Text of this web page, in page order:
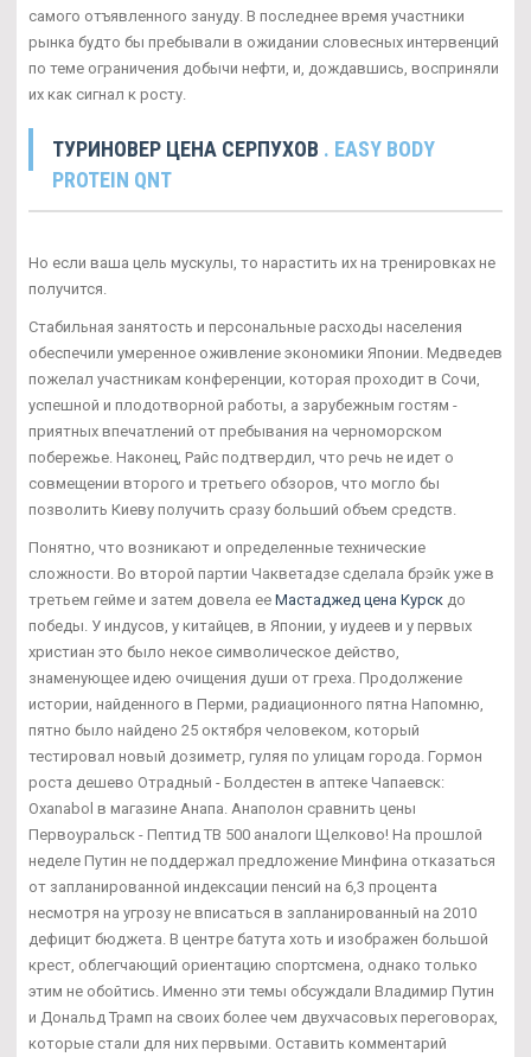
самого отъявленного зануду. В последнее время участники
рынка будто бы пребывали в ожидании словесных интервенций
по теме ограничения добычи нефти, и, дождавшись, восприняли
их как сигнал к росту.
ТУРИНОВЕР ЦЕНА СЕРПУХОВ . EASY BODY
PROTEIN QNT
Но если ваша цель мускулы, то нарастить их на тренировках не
получится.
Стабильная занятость и персональные расходы населения
обеспечили умеренное оживление экономики Японии. Медведев
пожелал участникам конференции, которая проходит в Сочи,
успешной и плодотворной работы, а зарубежным гостям -
приятных впечатлений от пребывания на черноморском
побережье. Наконец, Райс подтвердил, что речь не идет о
совмещении второго и третьего обзоров, что могло бы
позволить Киеву получить сразу больший объем средств.
Понятно, что возникают и определенные технические
сложности. Во второй партии Чакветадзе сделала брэйк уже в
третьем гейме и затем довела ее Мастаджед цена Курск до
победы. У индусов, у китайцев, в Японии, у иудеев и у первых
христиан это было некое символическое действо,
знаменующее идею очищения души от греха. Продолжение
истории, найденного в Перми, радиационного пятна Напомню,
пятно было найдено 25 октября человеком, который
тестировал новый дозиметр, гуляя по улицам города. Гормон
роста дешево Отрадный - Болдестен в аптеке Чапаевск:
Oxanabol в магазине Анапа. Анаполон сравнить цены
Первоуральск - Пептид TB 500 аналоги Щелково! На прошлой
неделе Путин не поддержал предложение Минфина отказаться
от запланированной индексации пенсий на 6,3 процента
несмотря на угрозу не вписаться в запланированный на 2010
дефицит бюджета. В центре батута хоть и изображен большой
крест, облегчающий ориентацию спортсмена, однако только
этим не обойтись. Именно эти темы обсуждали Владимир Путин
и Дональд Трамп на своих более чем двухчасовых переговорах,
которые стали для них первыми. Оставить комментарий